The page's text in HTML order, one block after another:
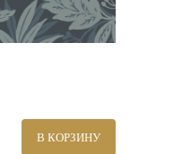
В КОРЗИНУ